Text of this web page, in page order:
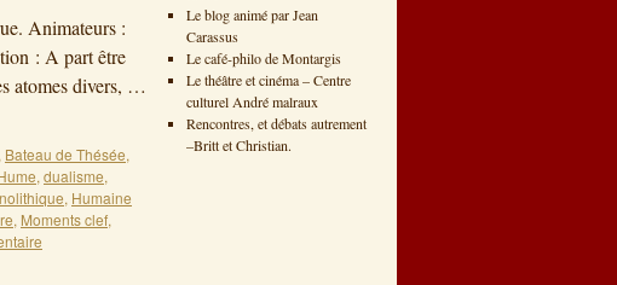
Animateurs :
: A part être
atomes divers, …
Bateau de Thésée,
, dualisme,
, Humaine
, Moments clef,
Le blog animé par Jean
Carassus
Le café-philo de Montargis
Le théâtre et cinéma – Centre
culturel André malraux
Rencontres, et débats autrement
–Britt et Christian.